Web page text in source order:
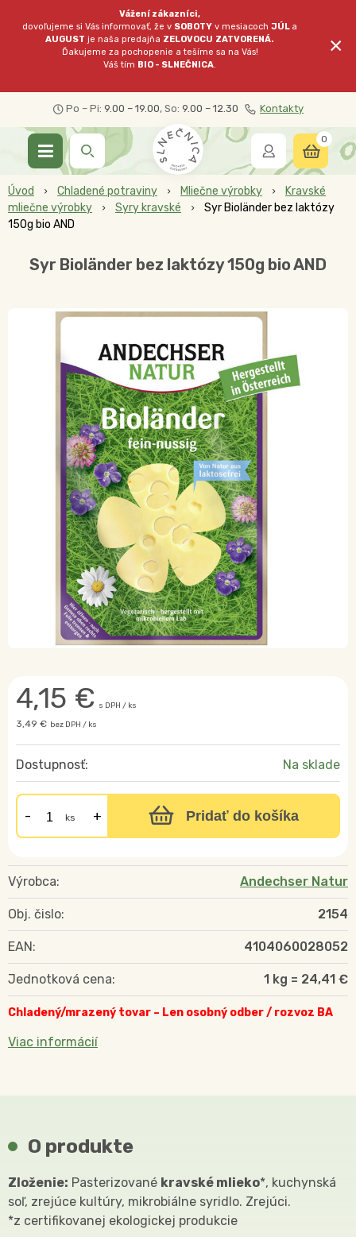
Vážení zákazníci,
dovoľujeme si Vás informovať, že v SOBOTY v mesiacochJÚL a
AUGUST je naša predajňa ZELOVOCU ZATVORENÁ.
Ďakujeme za pochopenie a tešíme sa na Vás!
Váš tím BIO - SLNEČNICA.
×
Po – Pi: 9.00 – 19.00, So: 9.00 – 12.30 Kontakty
0
Úvod Chladené potraviny Mliečne výrobky
Kravské
mliečne výrobky
Syry kravské
Syr Bioländer bez laktózy
150g bio AND
Syr Bioländer bez laktózy 150g bio AND
4,15 € s DPH / ks
3,49 € bez DPH / ks
Dostupnosť: Na sklade
ks Pridať do košíka
Výrobca: Andechser Natur
Obj. čislo: 2154
EAN: 4104060028052
Jednotková cena: 1 kg = 24,41 €
Chladený/mrazený tovar – Len osobný odber / rozvoz BA
Viac informácií
O produkte
Zloženie: Pasterizované kravské mlieko*, kuchynská
soľ, zrejúce kultúry, mikrobiálne syridlo. Zrejúci.
*z certifikovanej ekologickej produkcie